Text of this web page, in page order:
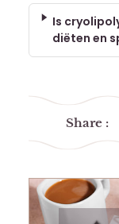
Is
diëten en
Share :